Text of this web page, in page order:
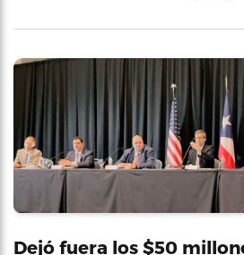
Dejó fuera los $50